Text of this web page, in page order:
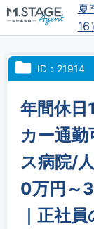
夏
16）
ID：21914
年間休日
カー通
ス病院/
0万円～
｜正社